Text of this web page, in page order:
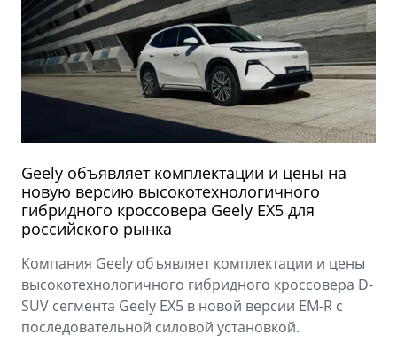
Geely объявляет комплектации и цены на
новую версию высокотехнологичного
гибридного кроссовера Geely EX5 для
российского рынка
Компания Geely объявляет комплектации и цены
высокотехнологичного гибридного кроссовера D-
SUV сегмента Geely EX5 в новой версии EM-R с
последовательной силовой установкой.